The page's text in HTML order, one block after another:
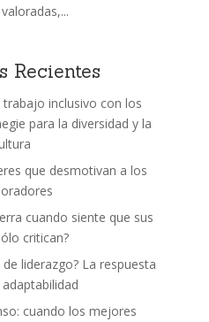
Recientes
inclusivo con los
para la diversidad y la
que desmotivan a los
cuando siente que sus
critican?
liderazgo? La respuesta
cuando los mejores